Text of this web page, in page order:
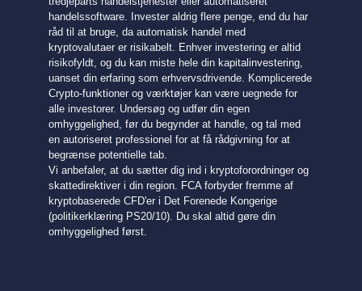
handelssoftware. Invester aldrig flere penge, end du har
råd til at bruge, da automatisk handel med
kryptovalutaer er risikabelt. Enhver investering er altid
risikofyldt, og du kan miste hele din kapitalinvestering,
uanset din erfaring som erhvervsdrivende. Komplicerede
Crypto-funktioner og værktøjer kan være uegnede for
alle investorer. Undersøg og udfør din egen
omhyggelighed, før du begynder at handle, og tal med
en autoriseret professionel for at få rådgivning for at
begrænse potentielle tab.
Vi anbefaler, at du sætter dig ind i kryptoforordninger og
skattedirektiver i din region. FCA forbyder fremme af
kryptobaserede CFD'er i Det Forenede Kongerige
(politikerklæring PS20/10). Du skal altid gøre din
omhyggelighed først.